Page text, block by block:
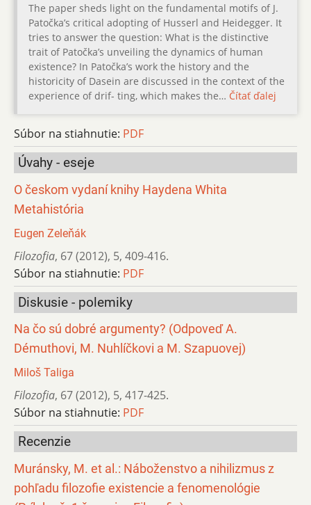
The paper sheds light on the fundamental motifs of J.
Patočka’s critical adopting of Husserl and Heidegger. It
tries to answer the question: What is the distinctive
trait of Patočka’s unveiling the dynamics of human
existence? In Patočka’s work the history and the
historicity of Dasein are discussed in the context of the
experience of drif- ting, which makes the… Čítať ďalej
Súbor na stiahnutie: PDF
Úvahy - eseje
O českom vydaní knihy Haydena Whita
Metahistória
Eugen Zeleňák
Filozofia, 67 (2012), 5, 409-416.
Súbor na stiahnutie: PDF
Diskusie - polemiky
Na čo sú dobré argumenty? (Odpoveď A.
Démuthovi, M. Nuhlíčkovi a M. Szapuovej)
Miloš Taliga
Filozofia, 67 (2012), 5, 417-425.
Súbor na stiahnutie: PDF
Recenzie
Muránsky, M. et al.: Náboženstvo a nihilizmus z
pohľadu filozofie existencie a fenomenológie